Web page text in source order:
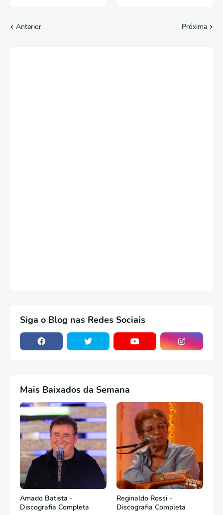
Anterior Próxima
Siga o Blog nas Redes Sociais
Mais Baixados da Semana
Amado Batista -
Discografia Completa
Reginaldo Rossi -
Discografia Completa